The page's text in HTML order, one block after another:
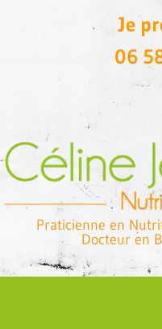
Je
06
Praticienne en
Docteur en